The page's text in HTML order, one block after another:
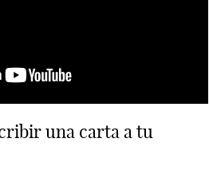
una carta a tu